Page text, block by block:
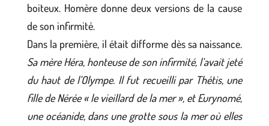
boiteux. Homère donne deux versions de la cause
de son infirmité.
Dans la première, il était difforme dès sa naissance.
Sa mère Héra, honteuse de son infirmité, l’avait jeté
du haut de l’Olympe. Il fut recueilli par Thétis, une
fille de Nérée « le vieillard de la mer », et Eurynomé,
une océanide, dans une grotte sous la mer où elles